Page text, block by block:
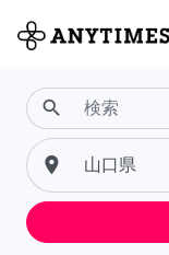
search
place